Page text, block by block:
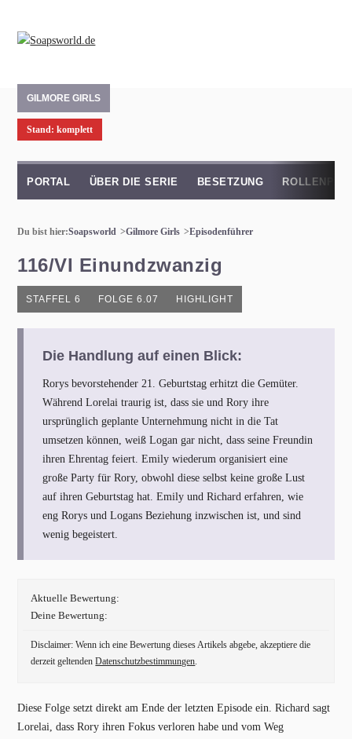
GILMORE GIRLS
Stand: komplett
PORTAL ÜBER DIE SERIE BESETZUNG
Du bist hier:Soapsworld Gilmore Girls Episodenführer
116/VI Einundzwanzig
STAFFEL 6 FOLGE 6.07 HIGHLIGHT
Die Handlung auf einen Blick:
Rorys bevorstehender 21. Geburtstag erhitzt die Gemüter.
Während Lorelai traurig ist, dass sie und Rory ihre
ursprünglich geplante Unternehmung nicht in die Tat
umsetzen können, weiß Logan gar nicht, dass seine Freundin
ihren Ehrentag feiert. Emily wiederum organisiert eine
große Party für Rory, obwohl diese selbst keine große Lust
auf ihren Geburtstag hat. Emily und Richard erfahren, wie
eng Rorys und Logans Beziehung inzwischen ist, und sind
wenig begeistert.
Aktuelle Bewertung:
Deine Bewertung:
Disclaimer: Wenn ich eine Bewertung dieses Artikels abgebe, akzeptiere die
derzeit geltendenDatenschutzbestimmungen.
Diese Folge setzt direkt am Ende der letzten Episode ein. Richard sagt
Lorelai, dass Rory ihren Fokus verloren habe und vom Weg